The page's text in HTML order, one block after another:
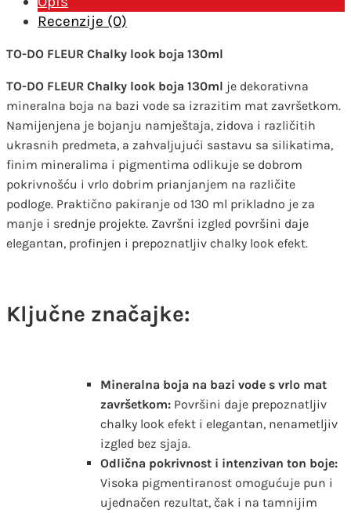
loft
količina
Recenzije (0)
TO-DO FLEUR Chalky look boja 130ml
TO-DO FLEUR Chalky look boja 130ml je dekorativna
mineralna boja na bazi vode sa izrazitim mat završetkom.
Namijenjena je bojanju namještaja, zidova i različitih
ukrasnih predmeta, a zahvaljujući sastavu sa silikatima,
finim mineralima i pigmentima odlikuje se dobrom
pokrivnošću i vrlo dobrim prianjanjem na različite
podloge. Praktično pakiranje od 130 ml prikladno je za
manje i srednje projekte. Završni izgled površini daje
elegantan, profinjen i prepoznatljiv chalky look efekt.
Ključne značajke:
Mineralna boja na bazi vode s vrlo mat
završetkom: Površini daje prepoznatljiv
chalky look efekt i elegantan, nenametljiv
izgled bez sjaja.
Odlična pokrivnost i intenzivan ton boje:
Visoka pigmentiranost omogućuje pun i
ujednačen rezultat, čak i na tamnijim